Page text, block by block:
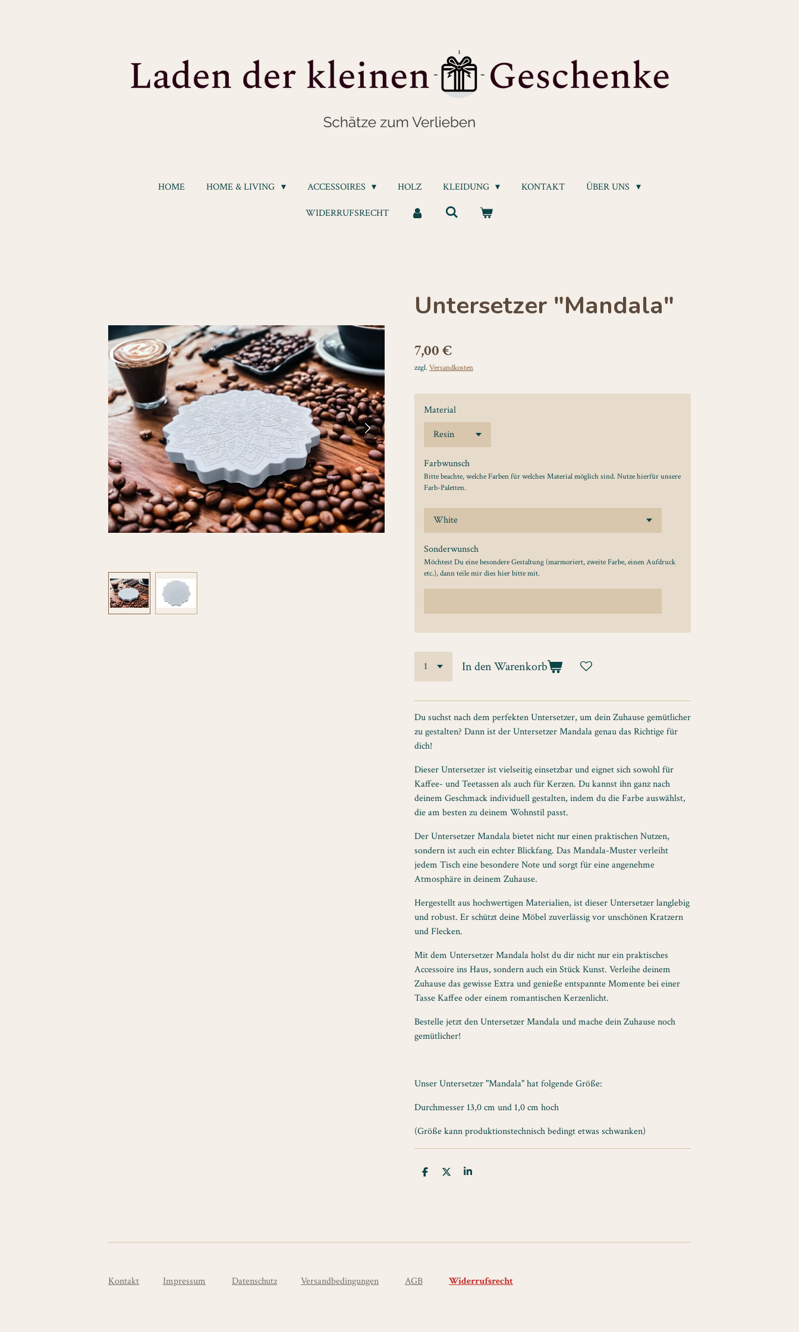
HOME HOME & LIVING ACCESSOIRES HOLZ KLEIDUNG KONTAKT ÜBER UNS
WIDERRUFSRECHT
Untersetzer "Mandala"
7,00 €
zzgl.Versandkosten
Material
Farbwunsch
Bitte beachte, welche Farben für welches Material möglich sind. Nutze hierfür unsere
Farb-Paletten.
Sonderwunsch
Möchtest Du eine besondere Gestaltung (marmoriert, zweite Farbe, einen Aufdruck
etc.), dann teile mir dies hier bitte mit.
In den Warenkorb
Du suchst nach dem perfekten Untersetzer, um dein Zuhause gemütlicher
zu gestalten? Dann ist der Untersetzer Mandala genau das Richtige für
dich!
Dieser Untersetzer ist vielseitig einsetzbar und eignet sich sowohl für
Kaffee- und Teetassen als auch für Kerzen. Du kannst ihn ganz nach
deinem Geschmack individuell gestalten, indem du die Farbe auswählst,
die am besten zu deinem Wohnstil passt.
Der Untersetzer Mandala bietet nicht nur einen praktischen Nutzen,
sondern ist auch ein echter Blickfang. Das Mandala-Muster verleiht
jedem Tisch eine besondere Note und sorgt für eine angenehme
Atmosphäre in deinem Zuhause.
Hergestellt aus hochwertigen Materialien, ist dieser Untersetzer langlebig
und robust. Er schützt deine Möbel zuverlässig vor unschönen Kratzern
und Flecken.
Mit dem Untersetzer Mandala holst du dir nicht nur ein praktisches
Accessoire ins Haus, sondern auch ein Stück Kunst. Verleihe deinem
Zuhause das gewisse Extra und genieße entspannte Momente bei einer
Tasse Kaffee oder einem romantischen Kerzenlicht.
Bestelle jetzt den Untersetzer Mandala und mache dein Zuhause noch
gemütlicher!
Unser Untersetzer "Mandala" hat folgende Größe:
Durchmesser 13,0 cm und 1,0 cm hoch
(Größe kann produktionstechnisch bedingt etwas schwanken)
T
T
T
Kontakt Impressum Datenschutz Versandbedingungen AGB Widerrufsrecht